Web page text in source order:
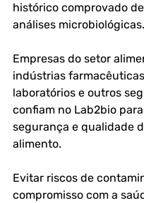
histórico comprovado
análises microbiológicas.
Empresas do setor
indústrias
laboratórios e outros
confiam no Lab2bio
segurança e qualidade
alimento.
Evitar riscos de
compromisso com a